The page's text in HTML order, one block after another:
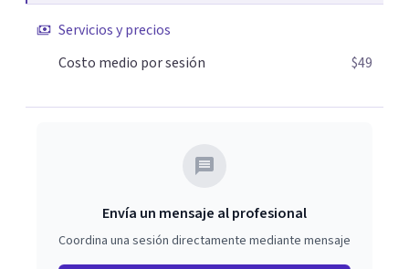
Servicios y precios
Costo medio por sesión
$49
Envía un mensaje al profesional
Coordina una sesión directamente mediante mensaje